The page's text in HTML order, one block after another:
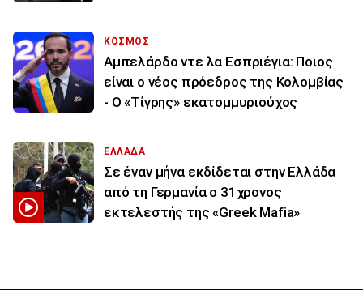
ΚΟΣΜΟΣ
Αμπελάρδο ντε λα Εσπριέγια: Ποιος
είναι ο νέος πρόεδρος της Κολομβίας
- Ο «Τίγρης» εκατομμυριούχος
ΕΛΛΑΔΑ
Σε έναν μήνα εκδίδεται στην Ελλάδα
από τη Γερμανία ο 31χρονος
εκτελεστής της «Greek Mafia»